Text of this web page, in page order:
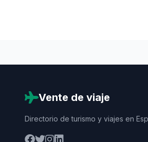
Vente de viaje
Directorio de turismo y viajes en